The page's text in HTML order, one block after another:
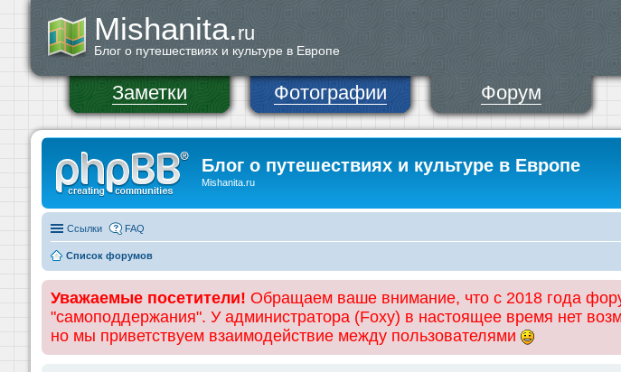
Mishanita.ru
Блог о путешествиях и культуре в Европе
Заметки Фотографии Форум
Блог о путешествиях и культуре в Европе
Mishanita.ru
Ссылки FAQ
Список форумов
Уважаемые посетители! Обращаем ваше внимание, что с 2018 года
"самоподдержания". У администратора (Foxy) в настоящее время нет
но мы приветствуем взаимодействие между пользователями